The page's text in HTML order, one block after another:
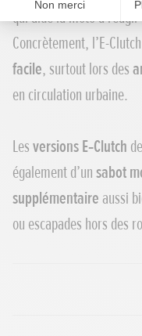
qui aide la moto à
Concrètement, l’E-
facile, surtout lors des
en circulation urbaine.
Lesversions E‑Clutch
également d’unsabot
supplémentaire aussi
ou escapades hors des